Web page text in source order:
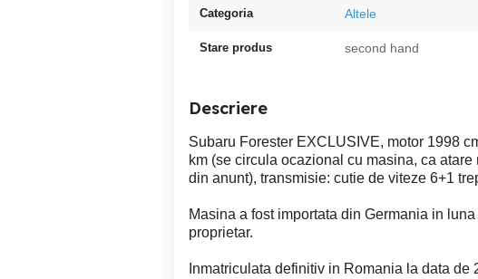
Categoria Altele
Stare produs second hand
Descriere
Subaru Forester EXCLUSIVE, motor 1998
km (se circula ocazional cu masina, ca
din anunt), transmisie: cutie de viteze 6+1
Masina a fost importata din Germania in
proprietar.
Inmatriculata definitiv in Romania la data de